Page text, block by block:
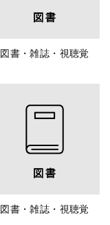
図書・雑誌・視聴覚
図書・雑誌・視聴覚